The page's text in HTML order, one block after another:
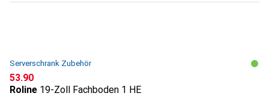
Serverschrank Zubehör
CHF
53.90
Roline 19-Zoll Fachboden 1 HE